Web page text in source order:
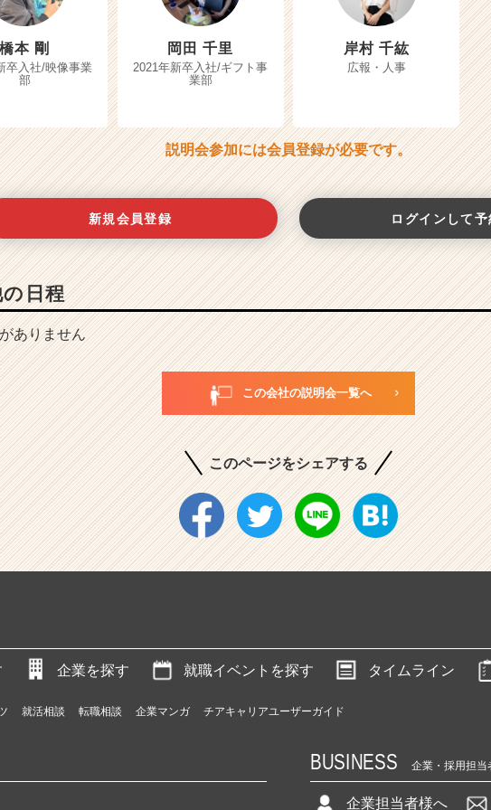
橋本 剛
卒入社/映像事業
部
岡田 千里
2021年新卒入社/ギフト事
業部
岸村 千紘
広報・人事
説明会参加には会員登録が必要です。
新規会員登録 ログインして
日程
ありません
この会社の説明会一覧へ
このページをシェアする
企業を探す 就職イベントを探す タイムライン
就活相談 転職相談 企業マンガ チアキャリアユーザーガイド
BUSINESS 企業・採用担当
企業担当者様へ